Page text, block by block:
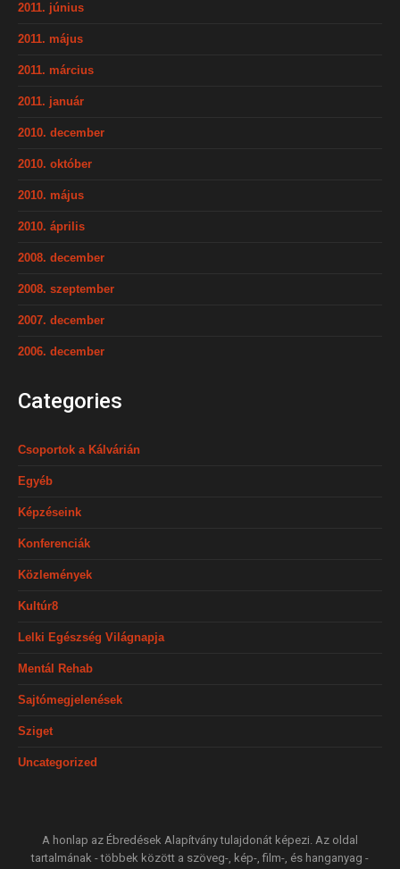
2011. június
2011. május
2011. március
2011. január
2010. december
2010. október
2010. május
2010. április
2008. december
2008. szeptember
2007. december
2006. december
Categories
Csoportok a Kálvárián
Egyéb
Képzéseink
Konferenciák
Közlemények
Kultúr8
Lelki Egészség Világnapja
Mentál Rehab
Sajtómegjelenések
Sziget
Uncategorized
A honlap az Ébredések Alapítvány tulajdonát képezi. Az oldal
tartalmának - többek között a szöveg-, kép-, film-, és hanganyag -